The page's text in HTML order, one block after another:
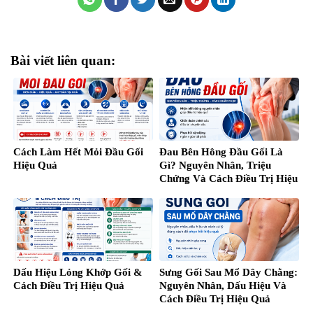
Bài viết liên quan:
Cách Làm Hết Mỏi Đầu Gối
Hiệu Quả
Đau Bên Hông Đầu Gối Là
Gì? Nguyên Nhân, Triệu
Chứng Và Cách Điều Trị Hiệu
Dấu Hiệu Lỏng Khớp Gối &
Cách Điều Trị Hiệu Quả
Sưng Gối Sau Mổ Dây Chằng:
Nguyên Nhân, Dấu Hiệu Và
Cách Điều Trị Hiệu Quả